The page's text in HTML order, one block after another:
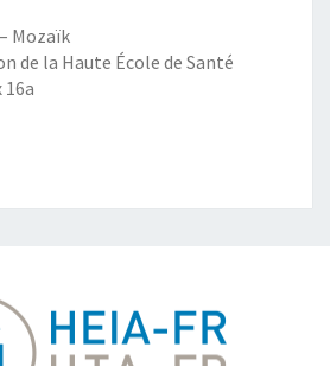
Mozaïk
de la Haute École de Santé
16a